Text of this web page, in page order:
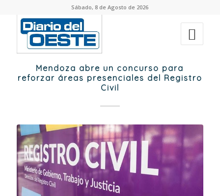
Sábado, 8 de Agosto de 2026
Mendoza abre un concurso para
reforzar áreas presenciales del Registro
Civil